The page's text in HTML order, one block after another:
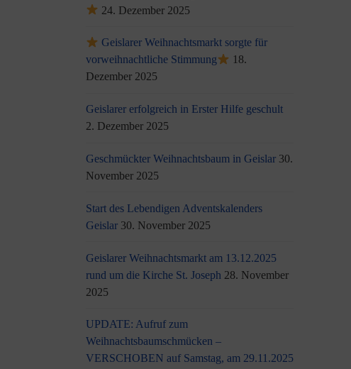
24. Dezember 2025
Geislarer Weihnachtsmarkt sorgte für
vorweihnachtliche Stimmung
18.
Dezember 2025
Geislarer erfolgreich in Erster Hilfe geschult
2. Dezember 2025
Geschmückter Weihnachtsbaum in Geislar 30.
November 2025
Start des Lebendigen Adventskalenders
Geislar 30. November 2025
Geislarer Weihnachtsmarkt am 13.12.2025
rund um die Kirche St. Joseph 28. November
2025
UPDATE: Aufruf zum
Weihnachtsbaumschmücken –
VERSCHOBEN auf Samstag, am 29.11.2025